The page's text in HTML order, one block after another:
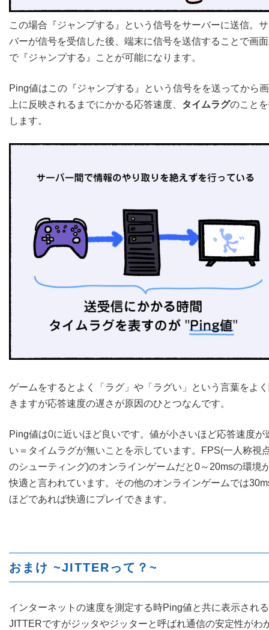
この場合『ジャンプする』という信号をサーバーに送信。
バーが信号を受信した後、端末に信号を送信することで画
で『ジャンプする』ことが可能になります。
Ping値はこの『ジャンプする』という信号をを送ってから
上に反映されるまでにかかる応答速度、 タイムラグのこと
します。
ゲームをするとよく「ラグ」や「ラグい」という言葉をよ
きますが応答速度の遅さが原因のひとつなんです。
Ping値は0に近いほど良いです。値が小さいほど応答速度が
い＝タイムラグが無いことを示しています。FPS(一人称視
のシューティング)のオンラインゲームだと0～20msの環境
快適と言われています。その他のオンラインゲームでは
ほどであれば快適にプレイできます。
おまけ ~JITTERって？~
インターネットの速度を測定する時Ping値と共に表示される
JITTERですがジッタやジッターと呼ばれ通信の安定性がわ